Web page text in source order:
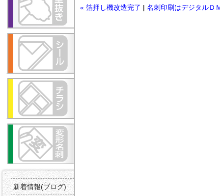
新着情報(ブログ)
« 箔押し機改造完了 | 名刺印刷はデジタルＤ